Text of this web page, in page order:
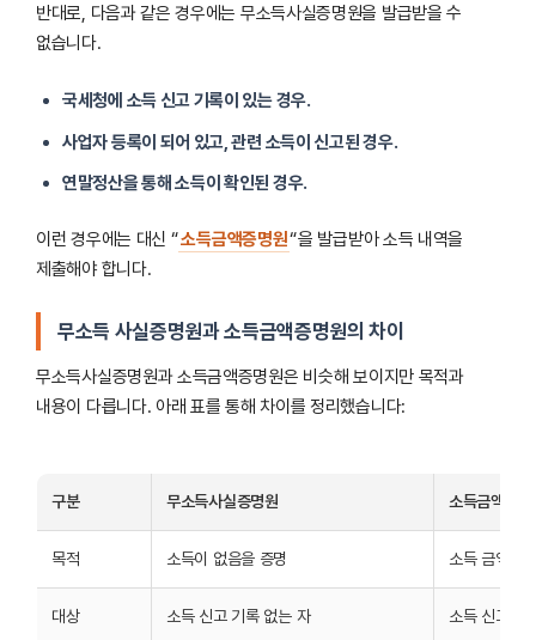
반대로, 다음과 같은 경우에는 무소득사실증명원을 발급받을 수
없습니다.
국세청에 소득 신고 기록이 있는 경우.
사업자 등록이 되어 있고, 관련 소득이 신고된 경우.
연말정산을 통해 소득이 확인된 경우.
이런 경우에는 대신 “소득금액증명원“을 발급받아 소득 내역을
제출해야 합니다.
무소득 사실증명원과 소득금액증명원의 차이
무소득사실증명원과 소득금액증명원은 비슷해 보이지만 목적과
내용이 다릅니다. 아래 표를 통해 차이를 정리했습니다:
구분 무소득사실증명원 소득금액증명
목적 소득이 없음을 증명 소득 금액을
대상 소득 신고 기록 없는 자 소득 신고 기